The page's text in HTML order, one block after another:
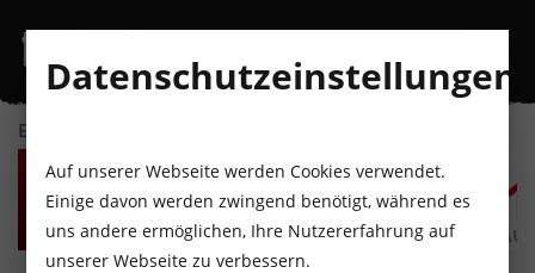
EVENTKALENDER
SO
9
AUGUST
MO
10
AUGUST
DI
11
AUGUST
MI
12
AUGUST
DO
13
AUGUST
Datenschutzeinstellungen
Auf unserer Webseite werden Cookies verwendet.
Einige davon werden zwingend benötigt, während es
uns andere ermöglichen, Ihre Nutzererfahrung auf
unserer Webseite zu verbessern.